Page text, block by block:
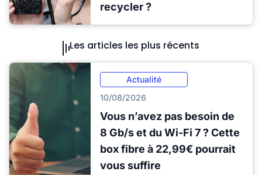
recycler ?
Les articles les plus récents
Actualité
10/08/2026
Vous n’avez pas besoin de
8 Gb/s et du Wi-Fi 7 ? Cette
box fibre à 22,99€ pourrait
vous suffire